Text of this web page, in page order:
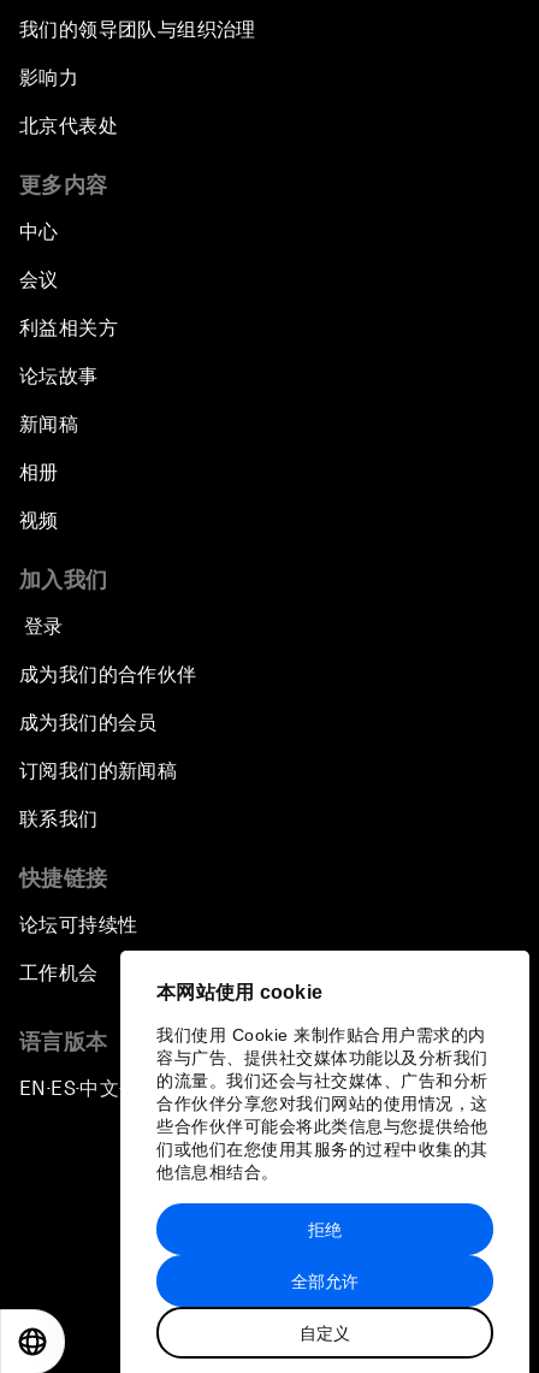
本网站使用 cookie
我们使用 Cookie 来制作贴合用户需求的内
容与广告、提供社交媒体功能以及分析我们
的流量。我们还会与社交媒体、广告和分析
合作伙伴分享您对我们网站的使用情况，这
些合作伙伴可能会将此类信息与您提供给他
们或他们在您使用其服务的过程中收集的其
他信息相结合。
全部允许
自定义
拒绝
我们的领导团队与组织治理
影响力
北京代表处
更多内容
中心
会议
利益相关方
论坛故事
新闻稿
相册
视频
加入我们
登录
成为我们的合作伙伴
成为我们的会员
订阅我们的新闻稿
联系我们
快捷链接
论坛可持续性
工作机会
语言版本
EN ▪ ES▪中文▪ 日本語
站点地图
世界经济论坛